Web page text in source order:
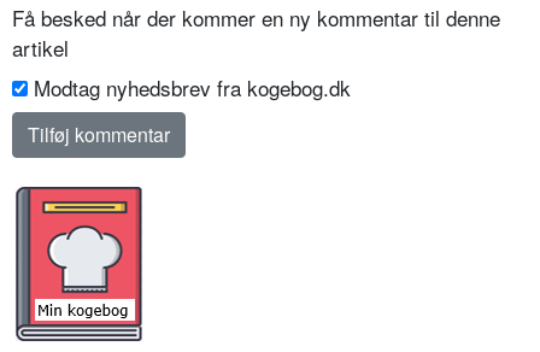
Få besked når der kommer en ny kommentar til denne
artikel
Modtag nyhedsbrev fra kogebog.dk